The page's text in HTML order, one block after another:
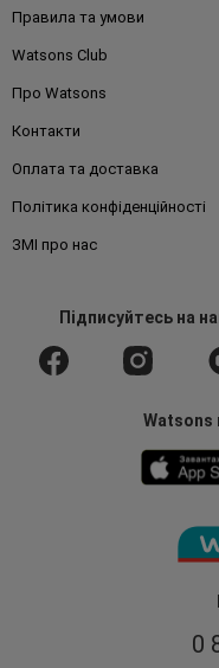
0
Правила та умови
Watsons Club
Про Watsons
Контакти
Оплата та доставка
Політика конфіденційності
ЗМІ про нас
Підписуйтесьна
Watsons